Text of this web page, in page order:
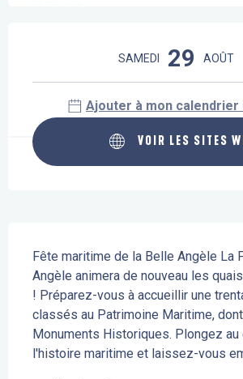
SAMEDI 29 AOÛT
Ajouter à mon calendrier
VOIR LES SITES
Fête maritime de la Belle Angèle La
Angèle animera de nouveau les
! Préparez-vous à accueillir une
classés au Patrimoine Maritime,
Monuments Historiques. Plongez
l'histoire maritime et laissez-vous